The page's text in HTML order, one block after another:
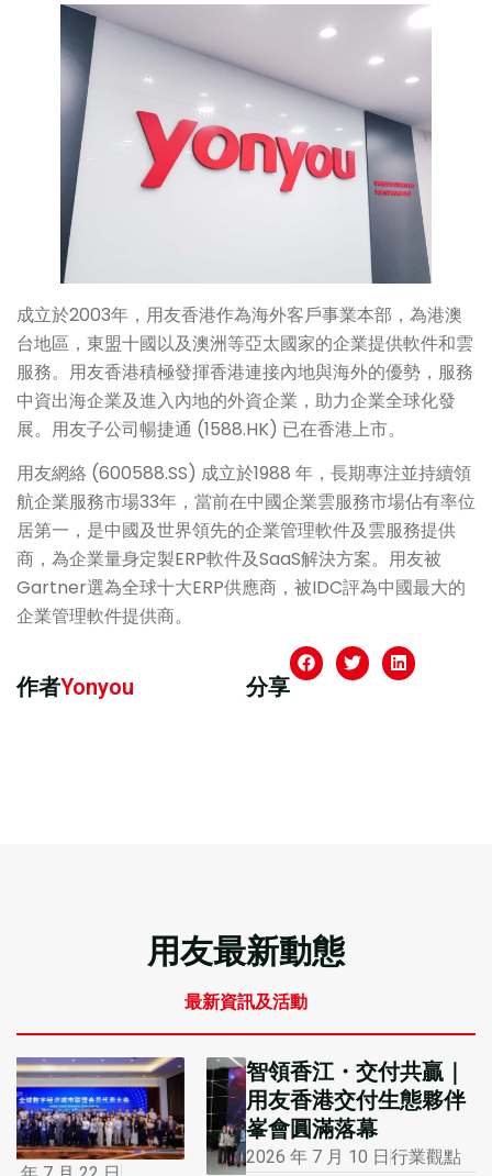
成立於2003年，用友香港作為海外客戶事業本部，為港澳
台地區，東盟十國以及澳洲等亞太國家的企業提供軟件和雲
服務。用友香港積極發揮香港連接內地與海外的優勢，服務
中資出海企業及進入內地的外資企業，助力企業全球化發
展。用友子公司暢捷通 (1588.HK) 已在香港上市。
用友網絡 (600588.SS) 成立於1988 年，長期專注並持續領
航企業服務市場33年，當前在中國企業雲服務市場佔有率位
居第一，是中國及世界領先的企業管理軟件及雲服務提供
商，為企業量身定製ERP軟件及SaaS解決方案。用友被
Gartner選為全球十大ERP供應商，被IDC評為中國最大的
企業管理軟件提供商。
作者Yonyou 分享
用友最新動態
最新資訊及活動
智領香江・交付共贏｜
用友香港交付生態夥伴
峯會圓滿落幕
2026 年 7 月 10 日 行業觀點